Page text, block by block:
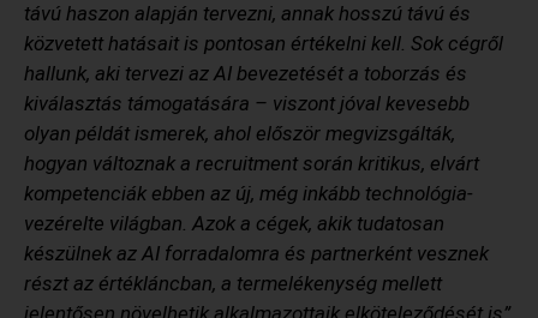
távú haszon alapján tervezni, annak hosszú távú és
közvetett hatásait is pontosan értékelni kell. Sok cégről
hallunk, aki tervezi az AI bevezetését a toborzás és
kiválasztás támogatására – viszont jóval kevesebb
olyan példát ismerek, ahol először megvizsgálták,
hogyan változnak a recruitment során kritikus, elvárt
kompetenciák ebben az új, még inkább technológia-
vezérelte világban. Azok a cégek, akik tudatosan
készülnek az AI forradalomra és partnerként vesznek
részt az értékláncban, a termelékenység mellett